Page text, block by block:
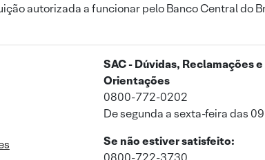
autorizada a funcionar pelo Banco Central do
SAC - Dúvidas, Reclamações e
Orientações
0800-772-0202
De segunda a sexta-feira das
Se não estiver satisfeito: